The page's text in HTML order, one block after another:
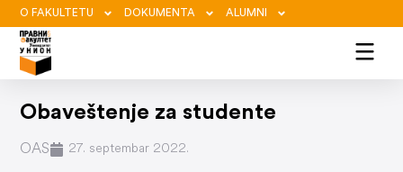
O FAKULTETU DOKUMENTA ALUMNI
Obaveštenje za studente
OAS 27. septembar 2022.